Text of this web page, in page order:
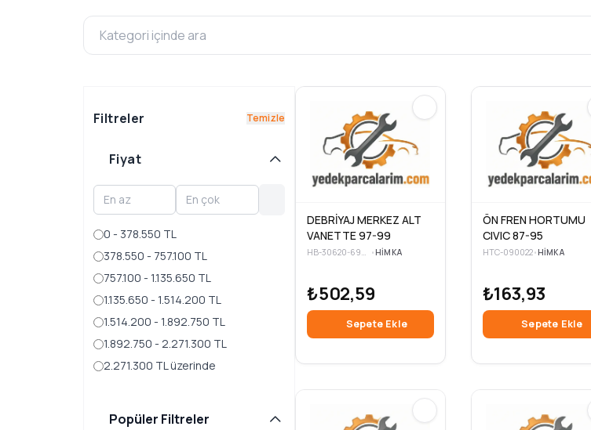
Filtreler Temizle
Fiyat
0 - 378.550 TL
378.550 - 757.100 TL
757.100 - 1.135.650 TL
1.135.650 - 1.514.200 TL
1.514.200 - 1.892.750 TL
1.892.750 - 2.271.300 TL
2.271.300 TL üzerinde
Popüler Filtreler
DEBRİYAJ MERKEZ ALT
VANETTE 97-99
HB-30620-69F01 •HIMKA
₺502,59
Sepete Ekle
ÖN FREN HORTUMU
CIVIC 87-95
HTC-090022•HIMKA
₺163,93
Sepete Ekle